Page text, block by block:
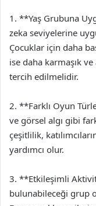
1. **Yaş Grubuna
zeka seviyelerine
Çocuklar için daha
ise daha karmaşık
tercih edilmelidir.
2. **Farklı Oyun
ve görsel algı gibi
çeşitlilik,
yardımcı olur.
3. **Etkileşimli
bulunabileceği grup